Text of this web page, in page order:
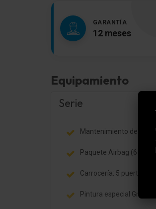
GARANTÍA
12 meses
Equipamiento
Serie
Mantenimiento del
Paquete Airbag (6
Carrocería: 5 puertas
Pintura especial Gris